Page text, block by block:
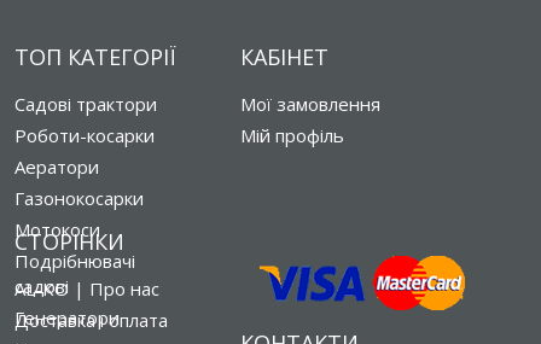
ТОП КАТЕГОРІЇ
Садові трактори
Роботи-косарки
Аератори
Газонокосарки
Мотокоси
Подрібнювачі
садові
Генератори
СТОРІНКИ
AL-KO | Про нас
Доставка і оплата
КАБІНЕТ
Мої замовлення
Мій профіль